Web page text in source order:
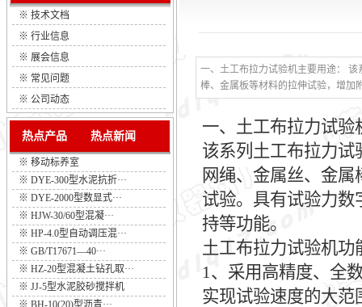
※ 技术文档
※ 行业信息
※ 展会信息
※ 常见问题
※ 公司动态
热点产品 热点新闻
※ 移动标养室
※ DYE-300型水泥抗折···
※ DYE-2000型数显式···
※ HJW-30/60型混凝···
※ HP-4.0型自动调压混···
※ GB/T17671—40···
※ HZ-20型混凝土钻孔取···
※ JJ-5型水泥胶砂搅拌机
※ BH-10(20)型沥青···
一、土工布拉力试验机主要用途：
棒、金属板等材料的拉伸试验，增加
一、 土工布拉力试验
该系列 土工布拉力试
网绳、金属丝、金
试验。具有试验力
持等功能。
土工布拉力试验机功
1、采用高精度、全
实现试验速度的大